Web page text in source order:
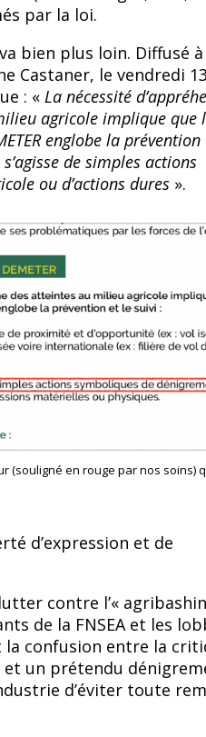
par la loi.
bien plus loin. Diffusé à
Castaner, le vendredi 13
: « La nécessité
agricole implique que
englobe la
de simples actions
ou d’actions dures».
(souligné en rouge par nos soins)
d’expression et de
contre l’«
de la FNSEA et les
la confusion entre la
un prétendu
d’éviter toute